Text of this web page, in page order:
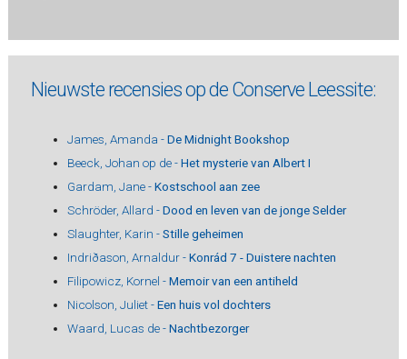
Nieuwste recensies op de Conserve Leessite:
James, Amanda -De Midnight Bookshop
Beeck, Johan op de -Het mysterie van Albert I
Gardam, Jane -Kostschool aan zee
Schröder, Allard -Dood en leven van de jonge Selder
Slaughter, Karin -Stille geheimen
Indriðason, Arnaldur -Konrád 7 - Duistere nachten
Filipowicz, Kornel -Memoir van een antiheld
Nicolson, Juliet -Een huis vol dochters
Waard, Lucas de -Nachtbezorger